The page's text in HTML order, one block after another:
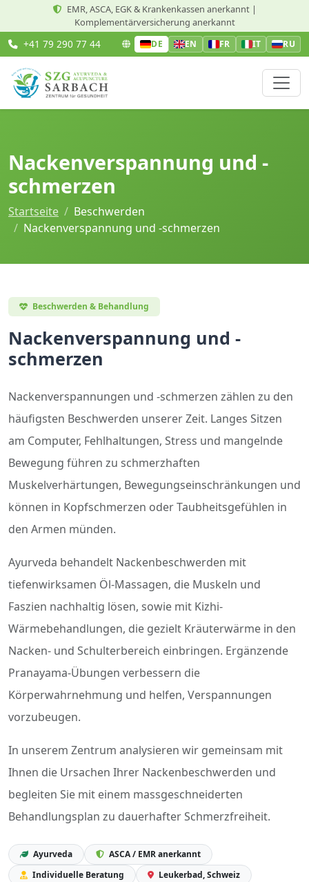
EMR, ASCA, EGK & Krankenkassen anerkannt |
Komplementärversicherung anerkannt
+41 79 290 77 44 DE EN FR IT RU
Nackenverspannung und -
schmerzen
Startseite
Beschwerden
Nackenverspannung und -schmerzen
Beschwerden & Behandlung
Nackenverspannung und -
schmerzen
Nackenverspannungen und -schmerzen zählen zu den
häufigsten Beschwerden unserer Zeit. Langes Sitzen
am Computer, Fehlhaltungen, Stress und mangelnde
Bewegung führen zu schmerzhaften
Muskelverhärtungen, Bewegungseinschränkungen und
können in Kopfschmerzen oder Taubheitsgefühlen in
den Armen münden.
Ayurveda behandelt Nackenbeschwerden mit
tiefenwirksamen Öl-Massagen, die Muskeln und
Faszien nachhaltig lösen, sowie mit Kizhi-
Wärmebehandlungen, die gezielt Kräuterwärme in den
Nacken- und Schulterbereich einbringen. Ergänzende
Pranayama-Übungen verbessern die
Körperwahrnehmung und helfen, Verspannungen
vorzubeugen.
In unserem Zentrum analysieren wir gemeinsam mit
Ihnen die Ursachen Ihrer Nackenbeschwerden und
begleiten Sie mit einem massgeschneiderten
Behandlungsplan zu dauerhafter Schmerzfreiheit.
Ayurveda
ASCA / EMR anerkannt
Individuelle Beratung
Leukerbad, Schweiz